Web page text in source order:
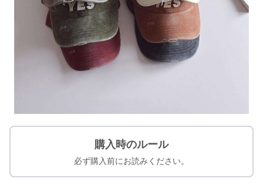
購入時のルール
必ず購入前にお読みください。